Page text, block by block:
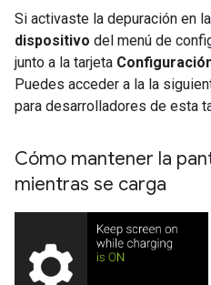
Si activaste la depuración en
dispositivo del menú de
junto a la tarjeta
Puedes acceder a la la
para desarrolladores de esta
Cómo mantener la
mientras se carga